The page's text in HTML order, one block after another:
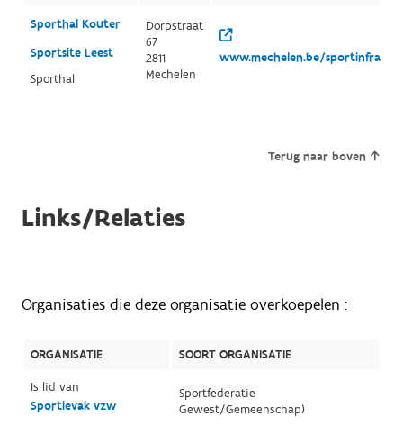
Sporthal Kouter
Sportsite Leest
Sporthal
Dorpstraat
67
2811
Mechelen
www.mechelen.be/
Terug naar boven
Links/Relaties
Organisaties die deze organisatie overkoepelen :
ORGANISATIE
SOORT ORGANISATIE
Is lid van
Sportievak vzw
Sportfederatie
Gewest/Gemeenschap)